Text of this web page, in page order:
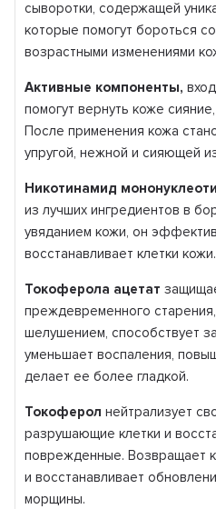
сыворотки, содержащей
которые помогут бороться
возрастными изменениями
Активные компоненты,
помогут вернуть коже
После применения кожа
упругой, нежной и сияющей
Никотинамид
из лучших ингредиентов в
увяданием кожи, он
восстанавливает клетки кожи.
Токоферола ацетат
преждевременного
шелушением, способствует
уменьшает воспаления,
делает ее более гладкой.
Токоферол нейтрализует
разрушающие клетки и
поврежденные. Возвращает
и восстанавливает
морщины.